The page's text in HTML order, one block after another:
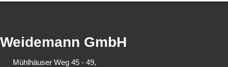
Weidemann GmbH
Mühlhäuser Weg 45 - 49,